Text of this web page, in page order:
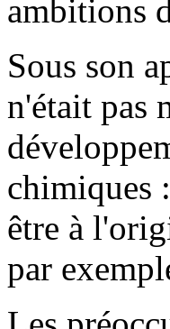
ambitions
Sous son
n'était pas
chimiques
être à
par